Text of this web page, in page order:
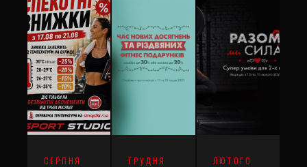
СЕРПНЯ
ГРУДНЯ
ЛЮТОГО